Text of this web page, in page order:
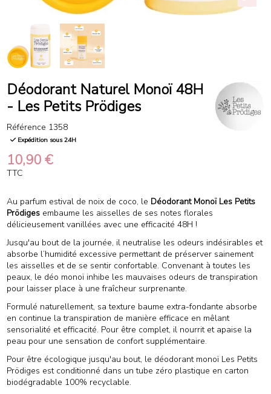
Déodorant Naturel Monoï 48H
- Les Petits Prödiges
Référence 1358
Expédition sous 24H
10,90 €
TTC
Au parfum estival de noix de coco, le Déodorant Monoï Les Petits
Prödigesembaume les aisselles de ses notes florales
délicieusement vanillées avec une efficacité 48H !
Jusqu'au bout de la journée, il neutralise les odeurs indésirables et
absorbe l’humidité excessive permettant de préserver sainement
les aisselles et de se sentir confortable. Convenant à toutes les
peaux, le déo monoï inhibe les mauvaises odeurs de transpiration
pour laisser place à une fraîcheur surprenante.
Formulé naturellement, sa texture baume extra-fondante absorbe
en continue la transpiration de manière efficace en mêlant
sensorialité et efficacité. Pour être complet, il nourrit et apaise la
peau pour une sensation de confort supplémentaire.
Pour être écologique jusqu'au bout, le déodorant monoï Les Petits
Prödiges est conditionné dans un tube zéro plastique en carton
biodégradable 100% recyclable.